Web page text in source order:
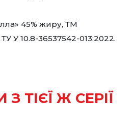
45% жиру, ТМ
У 10.8-36537542-013:2022.
ТІЄЇ Ж СЕРІЇ